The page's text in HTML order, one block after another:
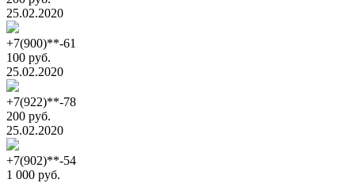
25.02.2020
+7(900)**-61
100 руб.
25.02.2020
+7(922)**-78
200 руб.
25.02.2020
+7(902)**-54
1 000 руб.